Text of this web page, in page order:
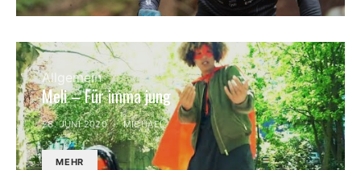
Allgemein
Meli – Für imma jung
26. JUNI 2020 MICHAEL
MEHR